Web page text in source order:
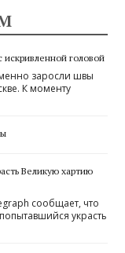
искривленной головой
заросли швы
К моменту
Великую хартию
сообщает, что
украсть